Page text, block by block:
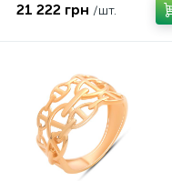
21 222 грн /шт.